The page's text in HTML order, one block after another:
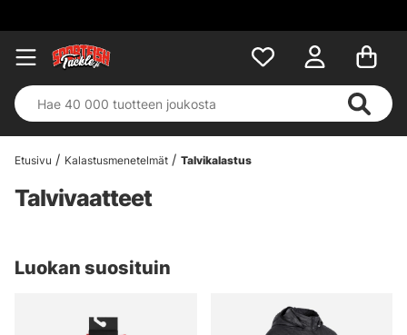
Etusivu Kalastusmenetelmät Talvikalastus
Talvivaatteet
Luokan suosituin